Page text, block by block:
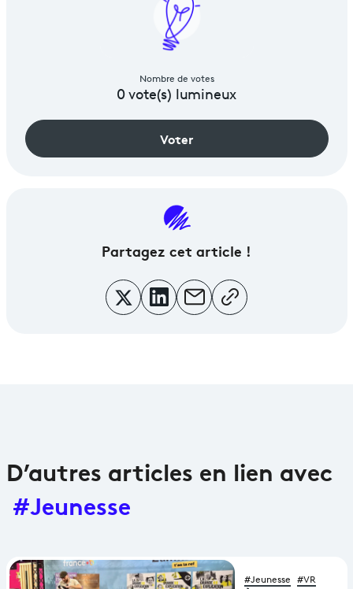
Nombre de votes
0vote(s) lumineux
Voter
Partagez cet article !
D’autres articles en lien avec
#Jeunesse
#Jeunesse #VR